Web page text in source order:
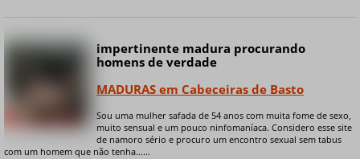
Online
+ 7 fotos privadas
impertinente madura procurando
homens de verdade
MADURAS em Cabeceiras de Basto
Sou uma mulher safada de 54 anos com muita fome de sexo,
muito sensual e um pouco ninfomaníaca. Considero esse site
de namoro sério e procuro um encontro sexual sem tabus
com um homem que não tenha......